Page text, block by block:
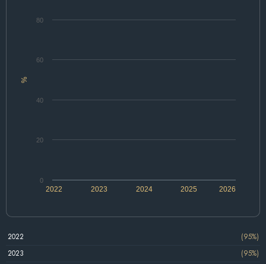
%
2022 2024 2026
2023 2025
0
20
40
60
80
2022
(95%)
2023
(95%)